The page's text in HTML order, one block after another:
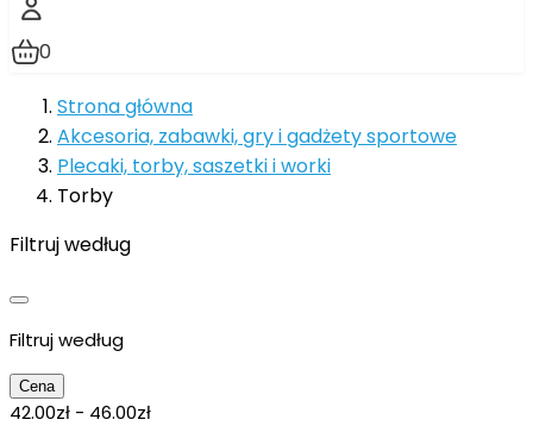
0
Strona główna
Akcesoria, zabawki, gry i gadżety sportowe
Plecaki, torby, saszetki i worki
Torby
Filtruj według
Filtruj według
Cena
42.00zł - 46.00zł